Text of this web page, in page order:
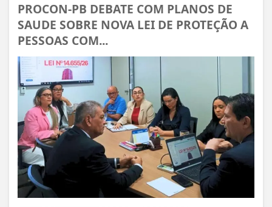
PROCON-PB DEBATE COM PLANOS DE
SAUDE SOBRE NOVA LEI DE PROTEÇÃO A
PESSOAS COM...